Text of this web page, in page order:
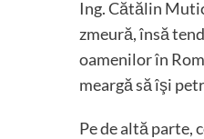
Ing. Cătălin
zmeură, însă
oamenilor în
meargă să îşi
Pe de altă parte,